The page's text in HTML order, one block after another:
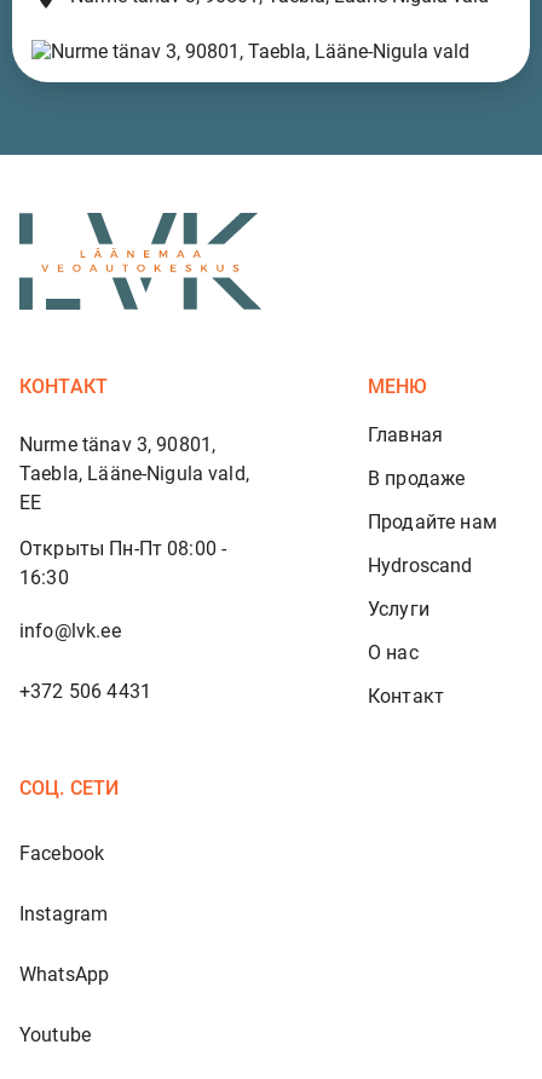
КОНТАКТ
Nurme tänav 3, 90801,
Taebla, Lääne-Nigula vald,
EE
Открыты Пн-Пт 08:00 -
16:30
info@lvk.ee
+372 506 4431
МЕНЮ
Главная
В продаже
Продайте нам
Hydroscand
Услуги
О нас
Контакт
СОЦ. СЕТИ
Facebook
Instagram
WhatsApp
Youtube